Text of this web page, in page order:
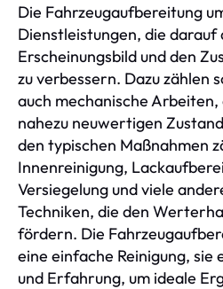
Die Fahrzeugaufbereitung
Dienstleistungen, die darauf
Erscheinungsbild und den
zu verbessern. Dazu zählen
auch mechanische Arbeiten,
nahezu neuwertigen
den typischen Maßnahmen
Innenreinigung,
Versiegelung und viele
Techniken, die den
fördern. Die
eine einfache Reinigung,
und Erfahrung, um ideale